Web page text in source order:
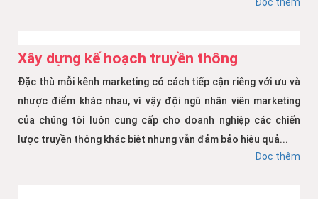
Đọc thêm
Xây dựng kế hoạch truyền thông
Đặc thù mỗi kênh marketing có cách tiếp cận riêng với ưu và
nhược điểm khác nhau, vì vậy đội ngũ nhân viên marketing
của chúng tôi luôn cung cấp cho doanh nghiệp các chiến
lược truyền thông khác biệt nhưng vẫn đảm bảo hiệu quả...
Đọc thêm